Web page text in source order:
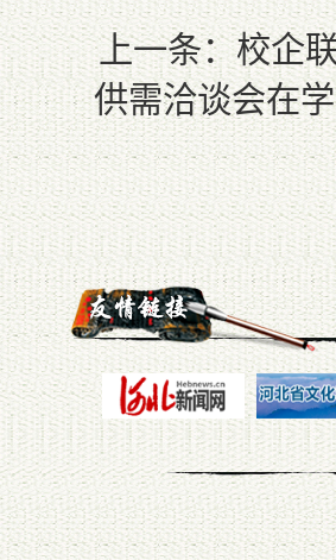
上一条：校企
供需洽谈会在